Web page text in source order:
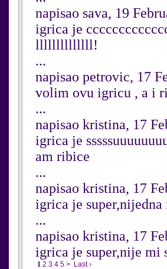
napisao sava, 19
igrica je
llllllllllllll!
...
napisao petrovic, 17
volim ovu igricu , a i
...
napisao kristina, 17
igrica je
am ribice
...
napisao kristina, 17
igrica je
...
napisao kristina, 17
igrica je super,nije mi
1 2 3 4 5 > Last ›